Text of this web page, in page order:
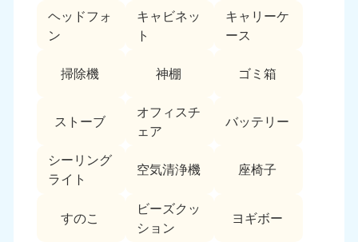
ヘッドフォ
ン
キャビネッ
ト
キャリーケ
ース
掃除機 神棚 ゴミ箱
ストーブ
オフィスチ
ェア
バッテリー
シーリング
ライト
空気清浄機 座椅子
すのこ
ビーズクッ
ション
ヨギボー
福島県
050-1881-5271
東京都
050-1881-5265
9:00〜19:00 年中無休
神奈川県
050-1881-5268
9:00〜19:00 年中無休
050-1881-5266
9:00〜19:00 年中無休